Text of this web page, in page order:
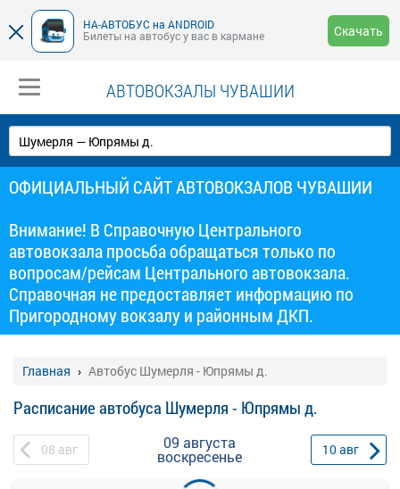
НА-АВТОБУС на ANDROID
Билеты на автобус у вас в кармане
Скачать
АВТОВОКЗАЛЫ ЧУВАШИИ
ОФИЦИАЛЬНЫЙ САЙТ АВТОВОКЗАЛОВ ЧУВАШИИ
Внимание! В Справочную Центрального
автовокзала просьба обращаться только по
вопросам/рейсам Центрального автовокзала.
Справочная не предоставляет информацию по
Пригородному вокзалу и районным ДКП.
Главная Автобус Шумерля - Юпрямы д.
Расписание автобуса Шумерля - Юпрямы д.
08 авг 09 августа
воскресенье 10авг